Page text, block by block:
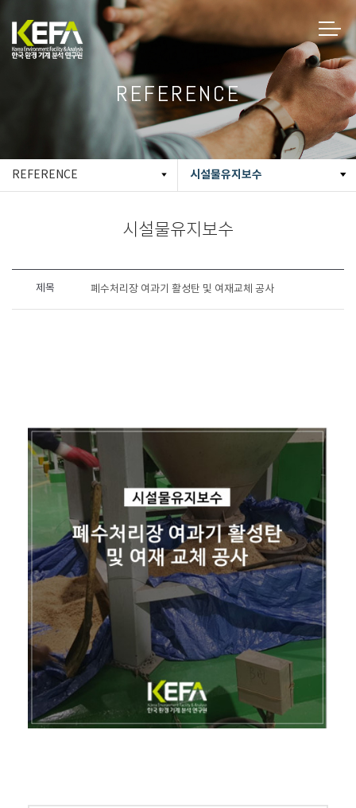
REFERENCE
REFERENCE 시설물유지보수
시설물유지보수
제목 폐수처리장 여과기 활성탄 및 여재교체 공사